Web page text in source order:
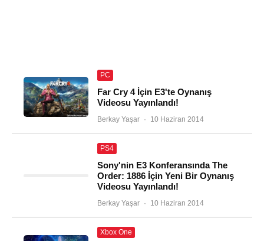
PC
Far Cry 4 İçin E3'te Oynanış
Videosu Yayınlandı!
Berkay Yaşar · 10 Haziran 2014
PS4
Sony'nin E3 Konferansında The
Order: 1886 İçin Yeni Bir Oynanış
Videosu Yayınlandı!
Berkay Yaşar · 10 Haziran 2014
Xbox One